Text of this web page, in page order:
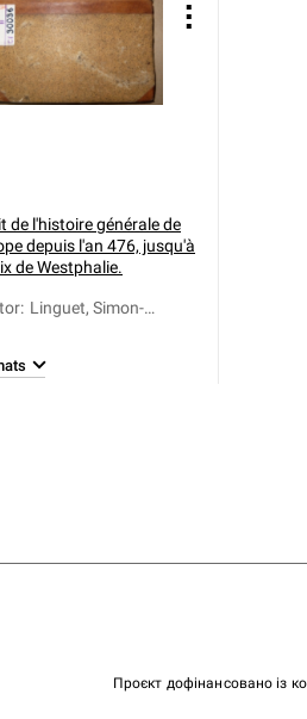
de l'histoire générale de
depuis l'an 476, jusqu'à
de Westphalie.
: Linguet, Simon-
Проєкт дофінансовано із